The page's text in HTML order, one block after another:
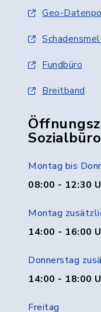
Geo-
Fundbüro
Breitband
Sozialbüro
Montag bis
08:00 - 12:30
Montag
14:00 - 16:00
Donnerstag
14:00 - 18:00
Freitag